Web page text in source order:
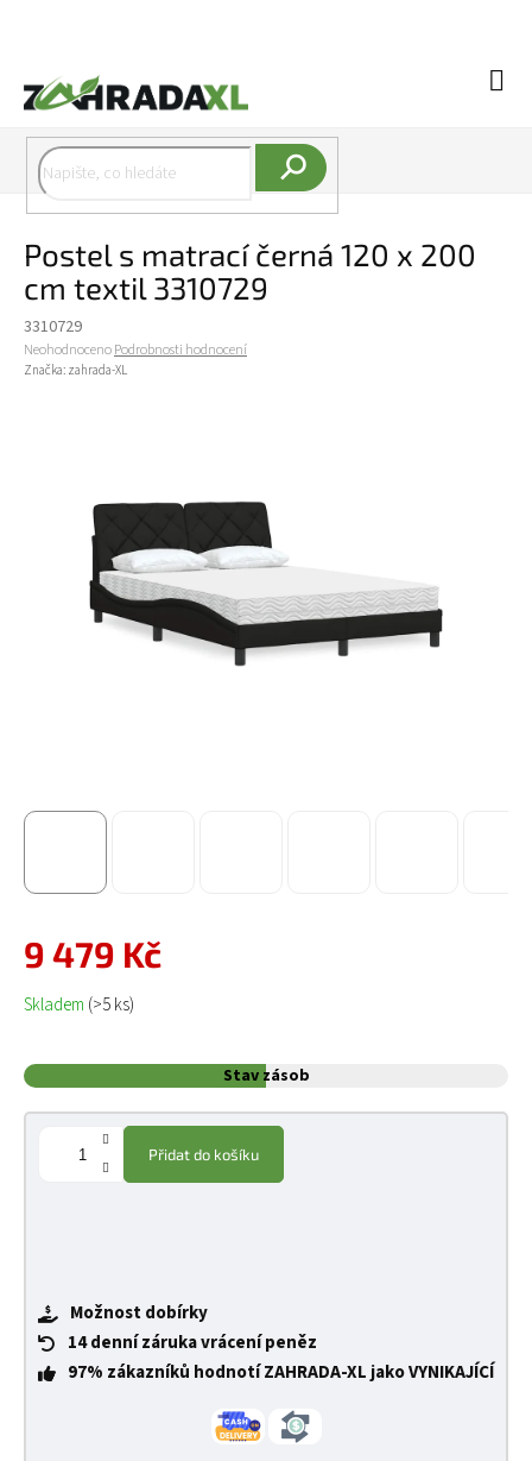
Postel s matrací černá 120 x 200
cm textil 3310729
3310729
Průměrné hodnocení produktu je 0,0 z 5 hvězdiček.
NeohodnocenoPodrobnosti hodnocení
Značka: zahrada-XL
9 479 Kč
Měrná cena:
Skladem (>5 ks)
Stav zásob
Přidat do košíku
Možnost dobírky
14 denní záruka vrácení peněz
97% zákazníků hodnotí ZAHRADA-XL jako VYNIKAJÍCÍ